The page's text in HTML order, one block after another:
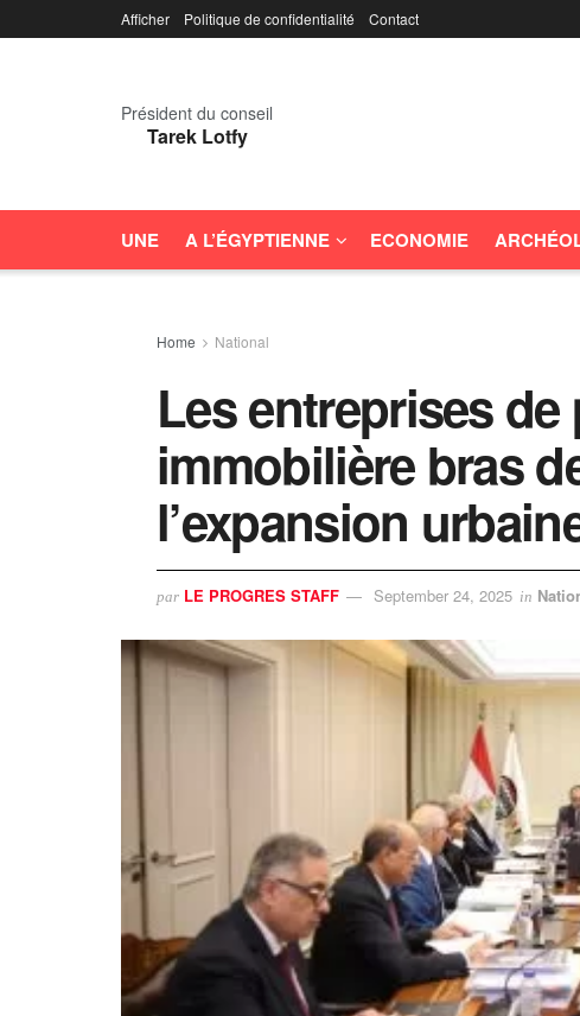
Afficher Politique de confidentialité Contact
Président du conseil
Tarek Lotfy
UNE A L’ÉGYPTIENNE ECONOMIE
Home National
Les entreprises
immobilière bras
l’expansion
par LE PROGRES STAFF September 24, 2025 in